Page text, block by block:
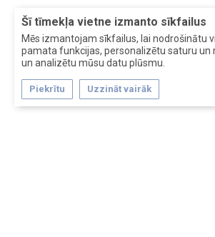
Šī tīmekļa vietne izmanto sīkfailus
Mēs izmantojam sīkfailus, lai nodrošinātu
pamata funkcijas, personalizētu saturu un
un analizētu mūsu datu plūsmu.
Piekrītu Uzzināt vairāk